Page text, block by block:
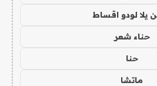
يلا لودو اقساط
حناء شعر
حنا
ماتشا